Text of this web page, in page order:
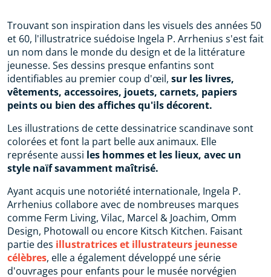
Trouvant son inspiration dans les visuels des années 50
et 60, l'illustratrice suédoise Ingela P. Arrhenius s'est fait
un nom dans le monde du design et de la littérature
jeunesse. Ses dessins presque enfantins sont
identifiables au premier coup d'œil, sur les livres,
vêtements, accessoires, jouets, carnets, papiers
peints ou bien des affiches qu'ils décorent.
Les illustrations de cette dessinatrice scandinave sont
colorées et font la part belle aux animaux. Elle
représente aussi les hommes et les lieux, avec un
style naïf savamment maîtrisé.
Ayant acquis une notoriété internationale, Ingela P.
Arrhenius collabore avec de nombreuses marques
comme Ferm Living, Vilac, Marcel & Joachim, Omm
Design, Photowall ou encore Kitsch Kitchen. Faisant
partie des illustratrices et illustrateurs jeunesse
célèbres, elle a également développé une série
d'ouvrages pour enfants pour le musée norvégien